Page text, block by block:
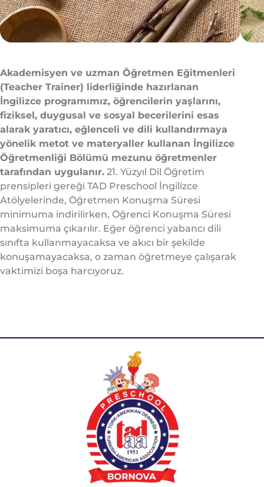
Akademisyen ve uzman Öğretmen Eğitmenleri
(Teacher Trainer) liderliğinde hazırlanan
İngilizce programımız, öğrencilerin yaşlarını,
fiziksel, duygusal ve sosyal becerilerini esas
alarak yaratıcı, eğlenceli ve dili kullandırmaya
yönelik metot ve materyaller kullanan İngilizce
Öğretmenliği Bölümü mezunu öğretmenler
tarafından uygulanır. 21. Yüzyıl Dil Öğretim
prensipleri gereği TAD Preschool İngilizce
Atölyelerinde, Öğretmen Konuşma Süresi
minimuma indirilirken, Öğrenci Konuşma Süresi
maksimuma çıkarılır. Eğer öğrenci yabancı dili
sınıfta kullanmayacaksa ve akıcı bir şekilde
konuşamayacaksa, o zaman öğretmeye çalışarak
vaktimizi boşa harcıyoruz.